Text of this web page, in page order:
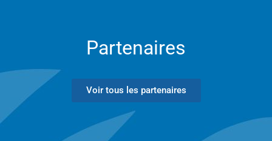
Partenaires
Voir tous les partenaires